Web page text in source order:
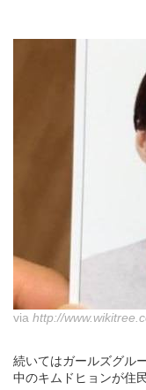
via http://
続いてはガールズグル
中のキムドヒョンが住